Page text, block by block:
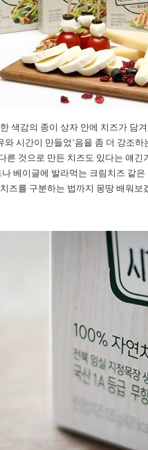
색감의 종이 상자 안에 치즈가 담
와 시간이 만들었’음을 좀 더 강조
른 것으로 만든 치즈도 있다는 얘
베이글에 발라먹는 크림치즈 같
즈를 구분하는 법까지 몽땅 배워보